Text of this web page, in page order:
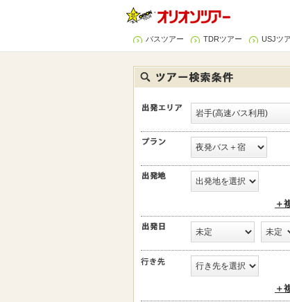
バスツアー TDRツアー USJツ
＋
＋